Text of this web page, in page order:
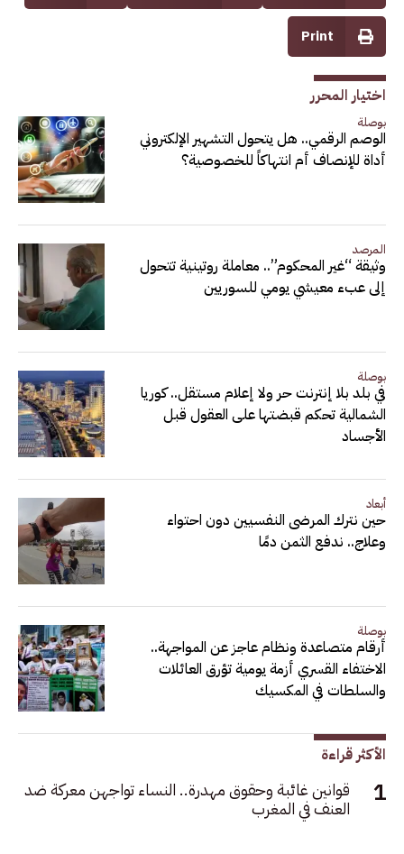
Print
اختيار المحرر
بوصلة
الوصم الرقمي.. هل يتحول التشهير الإلكتروني
أداة للإنصاف أم انتهاكاً للخصوصية؟
المرصد
وثيقة “غير المحكوم”.. معاملة روتينية تتحول
إلى عبء معيشي يومي للسوريين
بوصلة
في بلد بلا إنترنت حر ولا إعلام مستقل.. كوريا
الشمالية تحكم قبضتها على العقول قبل
الأجساد
أبعاد
حين نترك المرضى النفسيين دون احتواء
وعلاج.. ندفع الثمن دمًا
بوصلة
أرقام متصاعدة ونظام عاجز عن المواجهة..
الاختفاء القسري أزمة يومية تؤرق العائلات
والسلطات في المكسيك
الأكثر قراءة
قوانين غائبة وحقوق مهدرة.. النساء تواجهن معركة ضد
العنف في المغرب